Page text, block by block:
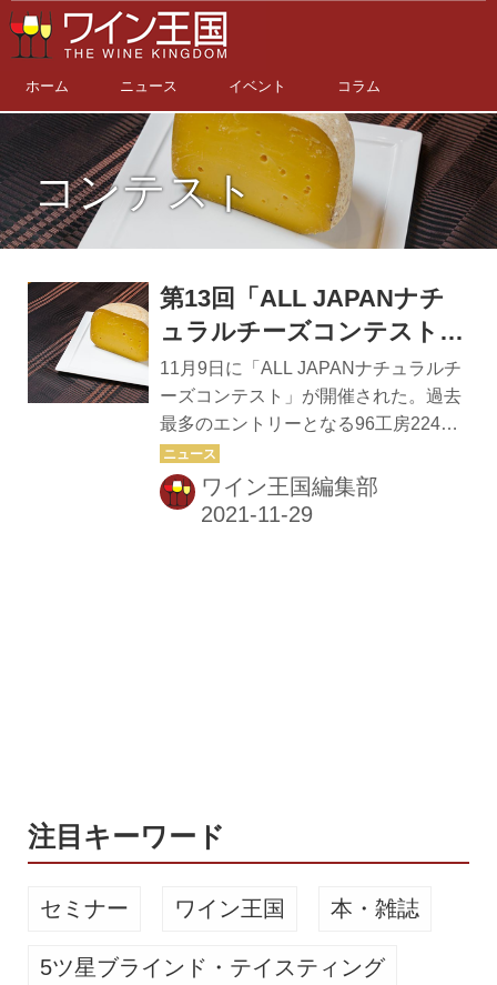
ホーム ニュース イベント コラム
コンテスト
第13回「ALL JAPANナチ
ュラルチーズコンテスト」
最優秀チーズ決定！
11月9日に「ALL JAPANナチュラルチ
ーズコンテスト」が開催された。過去
最多のエントリーとなる96工房224品
の中から、最優秀チーズが決定した。
ALL JAPANナチュラルチーズコンテス
トは（一社）中央酪農会議が主催し、
ワイン王国編集部
注目キーワード
セミナー ワイン王国 本・雑誌
5ツ星ブラインド・テイスティング